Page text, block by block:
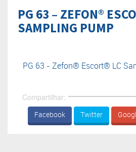
PG 63 – ZEFON®
SAMPLING PUMP
PG 63 - Zefon® Escort® LC
Compartilhar:
Facebook Twitter